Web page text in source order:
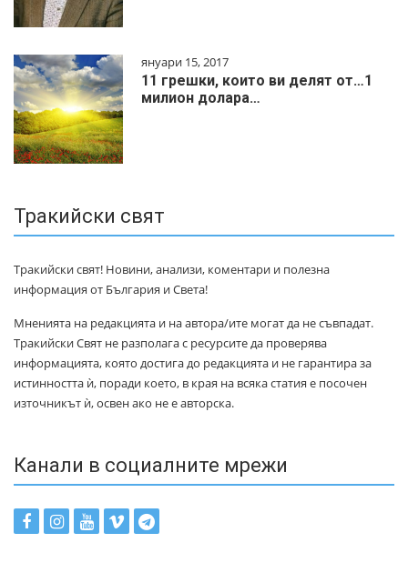
януари 15, 2017
11 грешки, които ви делят от…1
милиoн дoлapa…
Тракийски свят
Тракийски свят! Новини, анализи, коментари и полезна
информация от България и Света!
Мненията на редакцията и на автора/ите могат да не съвпадат.
Тракийски Свят не разполага с ресурсите да проверява
информацията, която достига до редакцията и не гарантира за
истинността ѝ, поради което, в края на всяка статия е посочен
източникът ѝ, освен ако не е авторска.
Канали в социалните мрежи